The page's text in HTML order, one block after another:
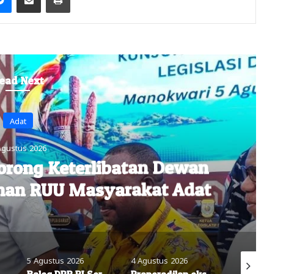
Next
Headline
2026
Persetujuan
Minta Diakomodir
RUU
4 Agustus 2026 4 Agustus 2026